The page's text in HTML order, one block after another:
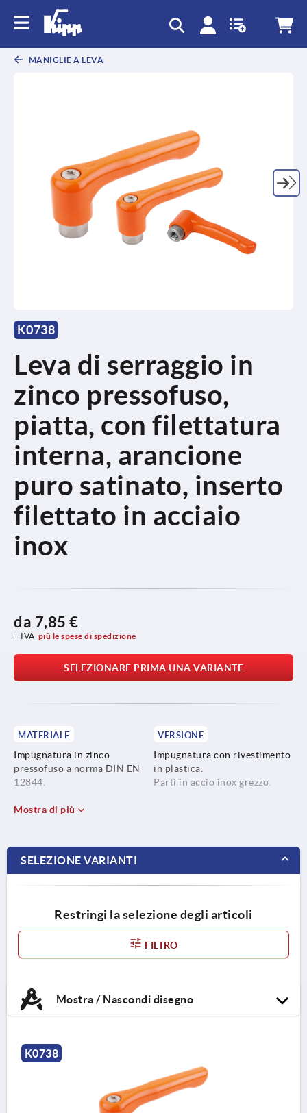
MANIGLIE A LEVA
K0738
Leva di serraggio in
zinco pressofuso,
piatta, con filettatura
interna, arancione
puro satinato, inserto
filettato in acciaio
inox
da 7,85 €
+ IVA più le spese di spedizione
SELEZIONARE PRIMA UNA VARIANTE
MATERIALE
Impugnatura in zinco
pressofuso a norma DIN EN
12844.
Parti metalliche in acciaio
VERSIONE
Impugnatura con rivestimento
in plastica.
Parti in accio inox grezzo.
Mostra di più
SELEZIONE VARIANTI
Restringi la selezione degli articoli
FILTRO
Mostra / Nascondi disegno
K0738